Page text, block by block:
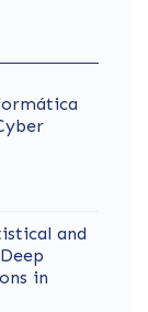
and
in